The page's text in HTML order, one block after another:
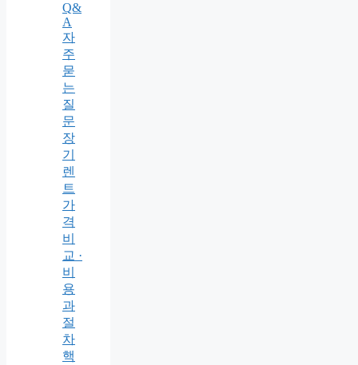
Q&
A
자
주
묻
는
질
문
장
기
렌
트
가
격
비
교 ·
비
용
과
절
차
핵